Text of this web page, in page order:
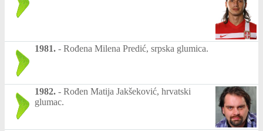
1981. - Rođena Milena Predić, srpska glumica.
1982. - Rođen Matija Jakšeković, hrvatski
glumac.